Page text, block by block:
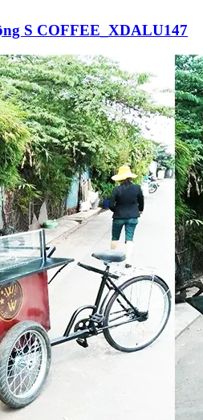
S COFFEE_XDALU147